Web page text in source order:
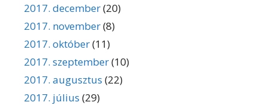
2017. december(20)
2017. november(8)
2017. október(11)
2017. szeptember(10)
2017. augusztus (22)
2017. július (29)